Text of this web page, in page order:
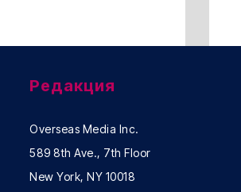
Редакция
Overseas Media Inc.
589 8th Ave., 7th Floor
New York, NY 10018